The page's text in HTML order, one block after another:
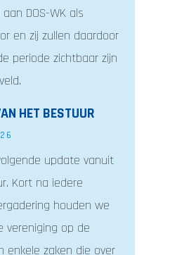
DOS-WK als
en zij zullen daardoor
periode zichtbaar zijn
HET BESTUUR
update vanuit
Kort na iedere
houden we
vereniging op de
enkele zaken die over